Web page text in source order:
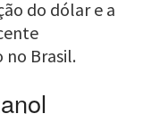
do dólar e a
no Brasil.